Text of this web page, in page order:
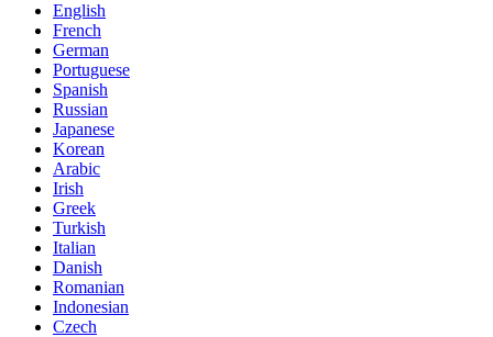
English
French
German
Portuguese
Spanish
Russian
Japanese
Korean
Arabic
Irish
Greek
Turkish
Italian
Danish
Romanian
Indonesian
Czech